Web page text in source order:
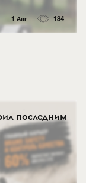
1 Авг 184
последним